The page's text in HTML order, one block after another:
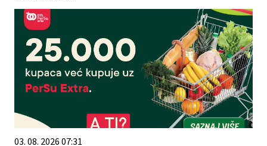
03. 08. 2026 07:31